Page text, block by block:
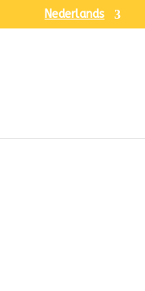
Nederlands